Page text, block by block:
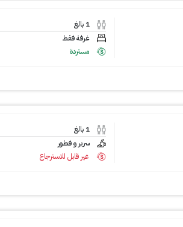
1 بالغ
غرفة فقط
مستردة
1 بالغ
سرير و فطور
غير قابل للاسترجاع